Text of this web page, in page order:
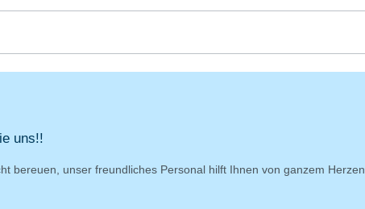
uns!!
bereuen, unser freundliches Personal hilft Ihnen von ganzem Herzen.